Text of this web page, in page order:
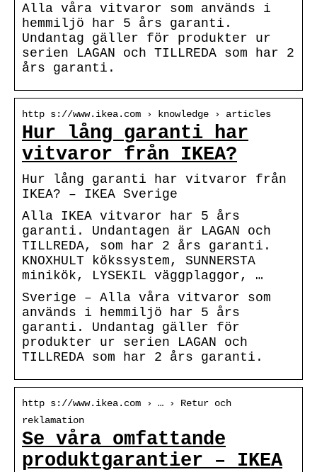
Alla våra vitvaror som används i
hemmiljö har 5 års garanti.
Undantag gäller för produkter ur
serien LAGAN och TILLREDA som har 2
års garanti.
http s://www.ikea.com › knowledge › articles
Hur lång garanti har
vitvaror från IKEA?
Hur lång garanti har vitvaror från
IKEA? – IKEA Sverige
Alla IKEA vitvaror har 5 års
garanti. Undantagen är LAGAN och
TILLREDA, som har 2 års garanti.
KNOXHULT kökssystem, SUNNERSTA
minikök, LYSEKIL väggplaggor, …
Sverige – Alla våra vitvaror som
används i hemmiljö har 5 års
garanti. Undantag gäller för
produkter ur serien LAGAN och
TILLREDA som har 2 års garanti.
http s://www.ikea.com › … › Retur och
reklamation
Se våra omfattande
produktgarantier – IKEA